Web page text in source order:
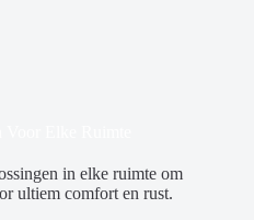
in elke ruimte om
ultiem comfort en rust.